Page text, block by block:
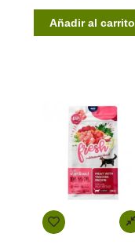
Añadir al carrito